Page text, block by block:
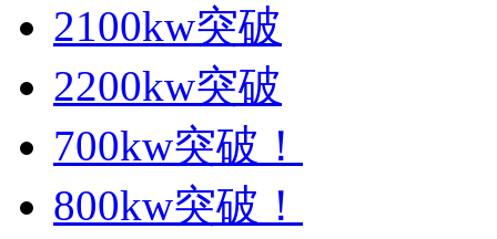
2100kw突破
2200kw突破
700kw突破！
800kw突破！